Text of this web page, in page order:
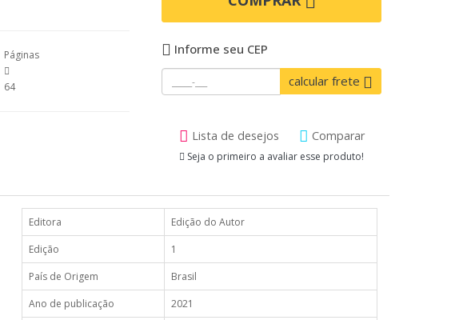
Páginas
64
Informe seu CEP
calcular frete
Lista de desejos Comparar
Seja o primeiro a avaliar esse produto!
Editora
Edição do Autor
Edição
1
País de Origem
Brasil
Ano de publicação
2021